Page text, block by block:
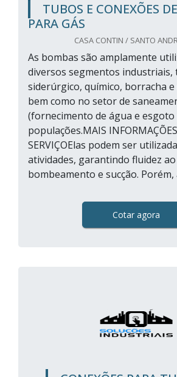
TUBOS E CONEXÕES
PARA GÁS
CASA CONTIN / SANTO
As bombas são amplamente
diversos segmentos industriais,
siderúrgico, químico, borracha e
bem como no setor de
(fornecimento de água e esgoto
populações.MAIS
SERVIÇOElas podem ser
atividades, garantindo fluidez
bombeamento e sucção. Porém,
Cotar agora